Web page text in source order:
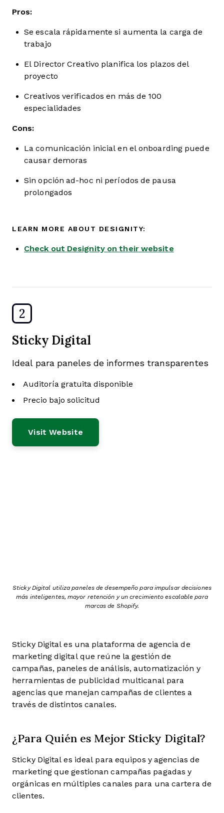
Pros:
Se escala rápidamente si aumenta la carga de
trabajo
El Director Creativo planifica los plazos del
proyecto
Creativos verificados en más de 100
especialidades
Cons:
La comunicación inicial en el onboarding puede
causar demoras
Sin opción ad-hoc ni períodos de pausa
prolongados
LEARN MORE ABOUT DESIGNITY:
Check out Designity on their website
2
Sticky Digital
Ideal para paneles de informes transparentes
Auditoría gratuita disponible
Precio bajo solicitud
Visit Website
Sticky Digital utiliza paneles de desempeño para impulsar decisiones
más inteligentes, mayor retención y un crecimiento escalable para
marcas de Shopify.
Sticky Digital es una plataforma de agencia de
marketing digital que reúne la gestión de
campañas, paneles de análisis, automatización y
herramientas de publicidad multicanal para
agencias que manejan campañas de clientes a
través de distintos canales.
¿Para Quién es Mejor Sticky Digital?
Sticky Digital es ideal para equipos y agencias de
marketing que gestionan campañas pagadas y
orgánicas en múltiples canales para una cartera de
clientes.